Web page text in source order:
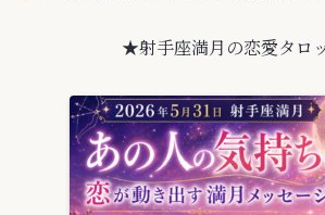
★射手座満月の恋愛タロ